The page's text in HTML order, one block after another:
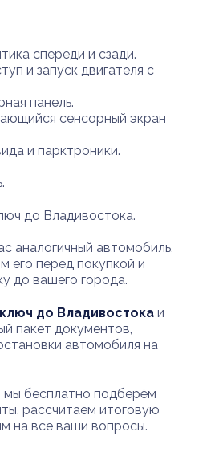
спереди и сзади.
и запуск двигателя с
панель.
сенсорный экран
и парктроники.
до Владивостока.
аналогичный автомобиль,
его перед покупкой и
до вашего города.
до Владивостока и
пакет документов,
автомобиля на
мы бесплатно подберём
рассчитаем итоговую
на все ваши вопросы.